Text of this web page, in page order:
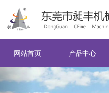
网站首页 产品中心
Previous